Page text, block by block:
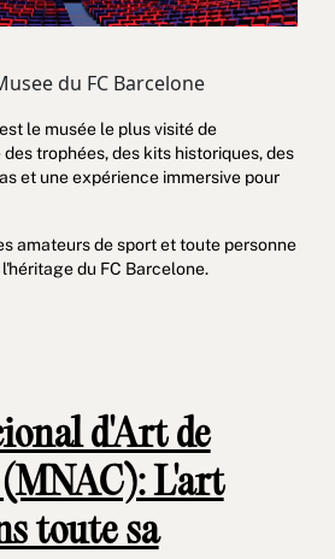
du FC Barcelone
le musée le plus visité de
trophées, des kits historiques, des
et une expérience immersive pour
amateurs de sport et toute personne
du FC Barcelone.
d'Art de
L'art
toute sa